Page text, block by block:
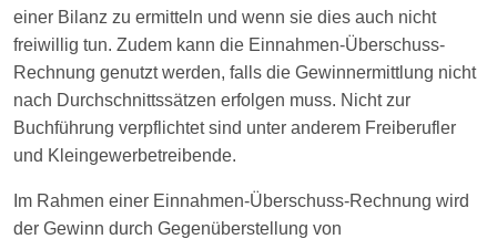
einer Bilanz zu ermitteln und wenn sie dies auch nicht
freiwillig tun. Zudem kann die Einnahmen-Überschuss-
Rechnung genutzt werden, falls die Gewinnermittlung nicht
nach Durchschnittssätzen erfolgen muss. Nicht zur
Buchführung verpflichtet sind unter anderem Freiberufler
und Kleingewerbetreibende.
Im Rahmen einer Einnahmen-Überschuss-Rechnung wird
der Gewinn durch Gegenüberstellung von